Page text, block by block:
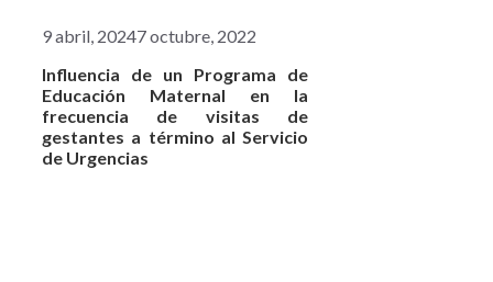
9 abril, 20247 octubre, 2022
Influencia de un Programa de
Educación Maternal en la
frecuencia de visitas de
gestantes a término al Servicio
de Urgencias